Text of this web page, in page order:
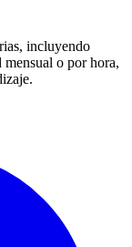
incluyendo
o por hora,